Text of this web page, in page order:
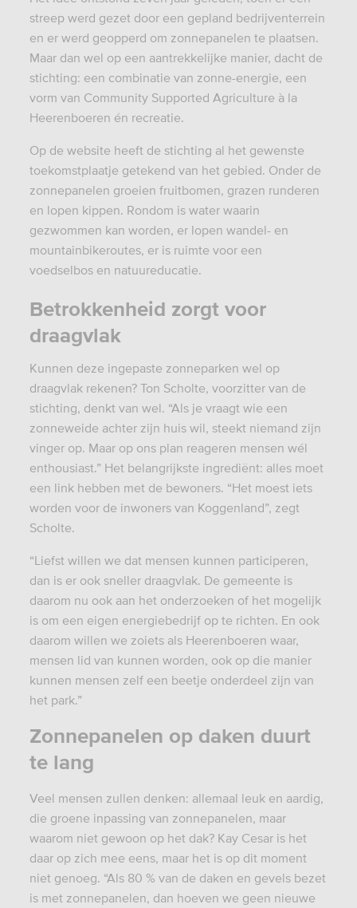
streep werd gezet door een gepland bedrijventerrein
en er werd geopperd om zonnepanelen te plaatsen.
Maar dan wel op een aantrekkelijke manier, dacht de
stichting: een combinatie van zonne-energie, een
vorm van Community Supported Agriculture à la
Heerenboeren én recreatie.
Op de website heeft de stichting al het gewenste
toekomstplaatje getekend van het gebied. Onder de
zonnepanelen groeien fruitbomen, grazen runderen
en lopen kippen. Rondom is water waarin
gezwommen kan worden, er lopen wandel- en
mountainbikeroutes, er is ruimte voor een
voedselbos en natuureducatie.
Betrokkenheid zorgt voor
draagvlak
Kunnen deze ingepaste zonneparken wel op
draagvlak rekenen? Ton Scholte, voorzitter van de
stichting, denkt van wel. “Als je vraagt wie een
zonneweide achter zijn huis wil, steekt niemand zijn
vinger op. Maar op ons plan reageren mensen wél
enthousiast.” Het belangrijkste ingrediënt: alles moet
een link hebben met de bewoners. “Het moest iets
worden voor de inwoners van Koggenland”, zegt
Scholte.
“Liefst willen we dat mensen kunnen participeren,
dan is er ook sneller draagvlak. De gemeente is
daarom nu ook aan het onderzoeken of het mogelijk
is om een eigen energiebedrijf op te richten. En ook
daarom willen we zoiets als Heerenboeren waar,
mensen lid van kunnen worden, ook op die manier
kunnen mensen zelf een beetje onderdeel zijn van
het park.”
Zonnepanelen op daken duurt
te lang
Veel mensen zullen denken: allemaal leuk en aardig,
die groene inpassing van zonnepanelen, maar
waarom niet gewoon op het dak? Kay Cesar is het
daar op zich mee eens, maar het is op dit moment
niet genoeg. “Als 80 % van de daken en gevels bezet
is met zonnepanelen, dan hoeven we geen nieuwe